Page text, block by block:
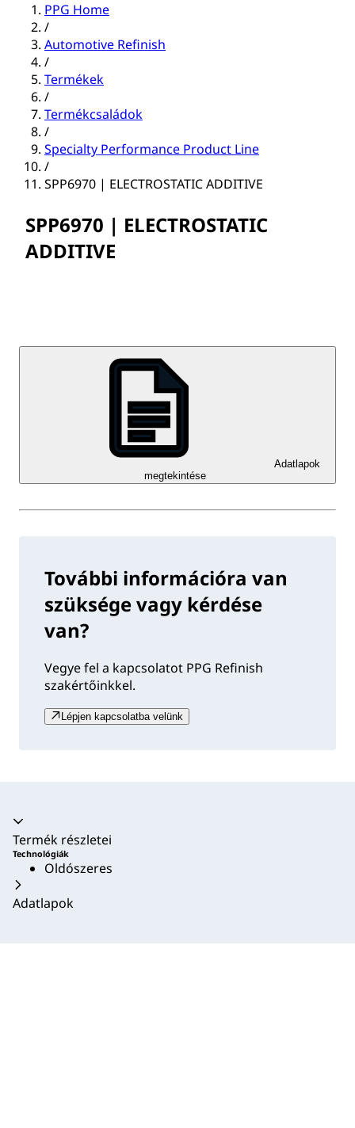
PPG Home
/
Automotive Refinish
/
Termékek
/
Termékcsaládok
/
Specialty Performance Product Line
/
SPP6970 | ELECTROSTATIC ADDITIVE
SPP6970 | ELECTROSTATIC
ADDITIVE
Adatlapok
megtekintése
További információra van
szüksége vagy kérdése
van?
Vegye fel a kapcsolatot PPG Refinish
szakértőinkkel.
Lépjen kapcsolatba velünk
Akkordion összecsukva
Termék részletei
Technológiák
Oldószeres
Adatlapok